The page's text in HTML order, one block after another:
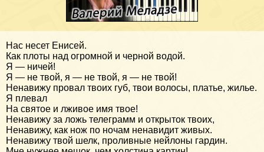
Нас несет Енисей.
Как плоты над огромной и черной водой.
Я — ничей!
Я — не твой, я — не твой, я — не твой!
Ненавижу провал твоих губ, твои волосы, платье, жилье.
Я плевал
На святое и лживое имя твое!
Ненавижу за ложь телеграмм и открыток твоих,
Ненавижу, как нож по ночам ненавидит живых.
Ненавижу твой шелк, проливные нейлоны гардин.